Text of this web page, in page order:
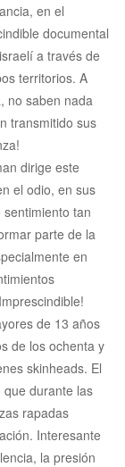
en el
documental
a través de
territorios. A
no saben nada
transmitido sus
dirige este
el odio, en sus
tan
parte de la
en
de 13 años
de los ochenta y
skinheads. El
durante las
rapadas
Interesante
la presión